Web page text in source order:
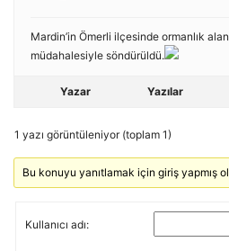
Mardin’in Ömerli ilçesinde ormanlık
müdahalesiyle söndürüldü.
Yazar Yazılar
1 yazı görüntüleniyor (toplam 1)
Bu konuyu yanıtlamak için giriş yapmış
Kullanıcı adı: